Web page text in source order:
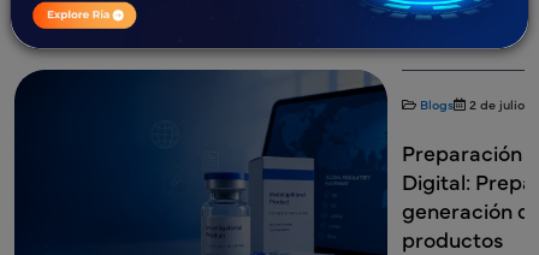
Qué es el Etiquetado Reglamentario
Blogs 2 de julio
Preparación
Digital:
generación
productos